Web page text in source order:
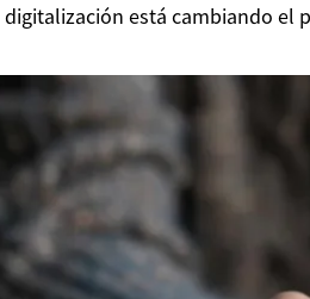
está cambiando el